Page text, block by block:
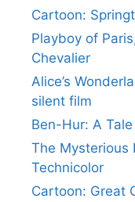
Cartoon:
Playboy of
Chevalier
Alice’s
silent film
Ben-Hur: A
The Mysterious
Technicolor
Cartoon: Great